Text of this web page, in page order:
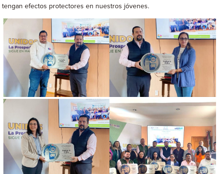
tengan efectos protectores en nuestros jóvenes.